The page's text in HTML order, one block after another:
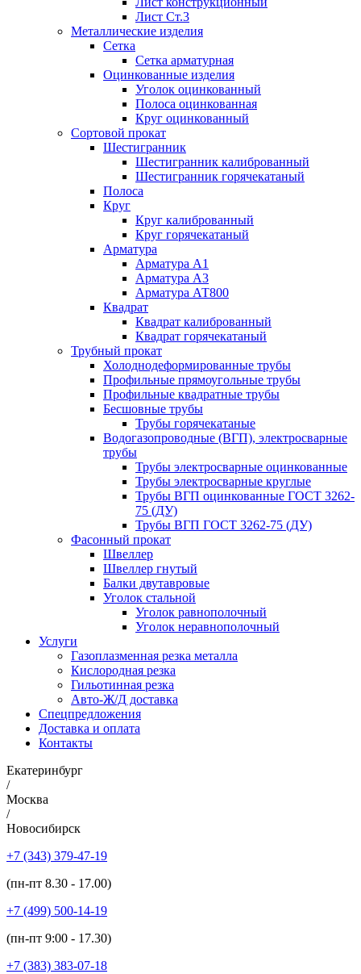
Лист Ст.3
Металлические изделия
Сетка
Сетка арматурная
Оцинкованные изделия
Уголок оцинкованный
Полоса оцинкованная
Круг оцинкованный
Сортовой прокат
Шестигранник
Шестигранник калиброванный
Шестигранник горячекатаный
Полоса
Круг
Круг калиброванный
Круг горячекатаный
Арматура
Арматура А1
Арматура А3
Арматура АТ800
Квадрат
Квадрат калиброванный
Квадрат горячекатаный
Трубный прокат
Холоднодеформированные трубы
Профильные прямоугольные трубы
Профильные квадратные трубы
Бесшовные трубы
Трубы горячекатаные
Водогазопроводные (ВГП), электросварные
трубы
Трубы электросварные оцинкованные
Трубы электросварные круглые
Трубы ВГП оцинкованные ГОСТ 3262-
75 (ДУ)
Трубы ВГП ГОСТ 3262-75 (ДУ)
Фасонный прокат
Швеллер
Швеллер гнутый
Балки двутавровые
Уголок стальной
Уголок равнополочный
Уголок неравнополочный
Услуги
Газоплазменная резка металла
Кислородная резка
Гильотинная резка
Авто-Ж/Д доставка
Спецпредложения
Доставка и оплата
Контакты
Екатеринбург
/
Москва
/
Новосибирск
+7 (343) 379-47-19
(пн-пт 8.30 - 17.00)
+7 (499) 500-14-19
(пн-пт 9:00 - 17.30)
+7 (383) 383-07-18